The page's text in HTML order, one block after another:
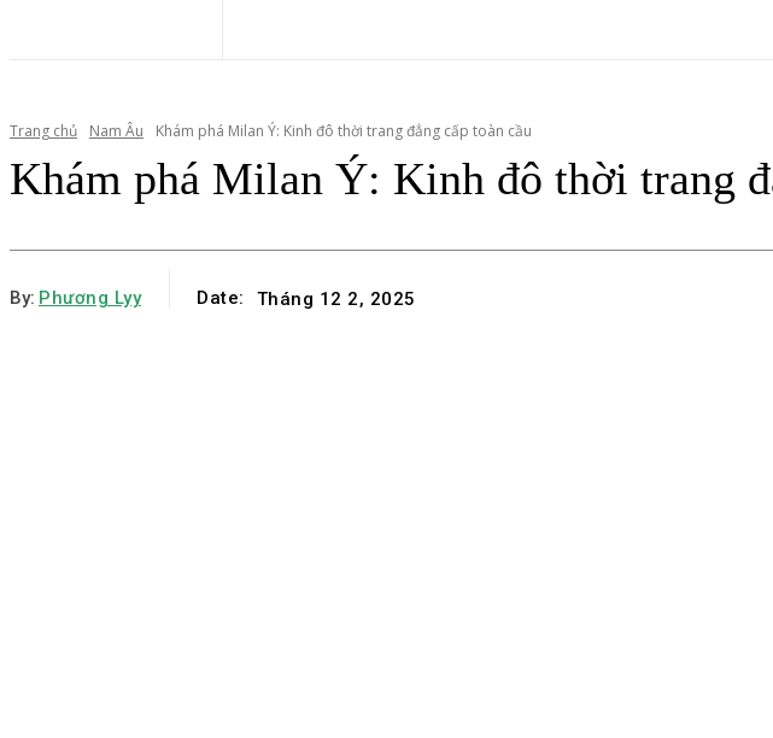
Trang chủ Nam Âu Khám phá Milan Ý: Kinh đô thời trang đẳng cấp toàn cầu
Khám phá Milan Ý: Kinh đô thời trang
By: Phương Lyy Date: Tháng 12 2, 2025